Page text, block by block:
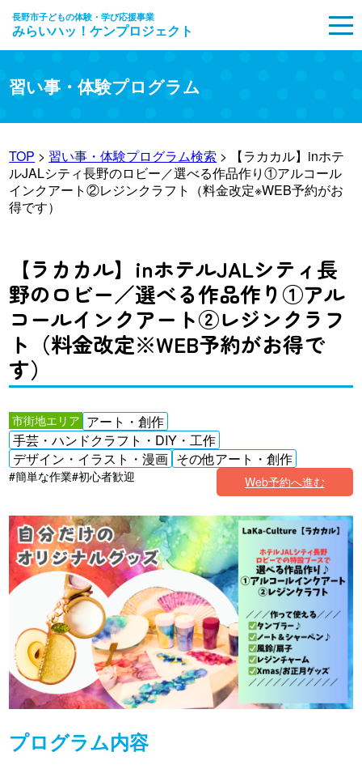
長野市子どもの体験・学び応援事業
みらいハッ！ケンプロジェクト
習い事・体験プログラム
TOP > 習い事・体験プログラム検索 > 【ラカカル】inホテ
ルJALシティ長野のロビー／選べる作品作り①アルコール
インクアート②レジンクラフト（料金改定※WEB予約がお
得です）
【ラカカル】inホテルJALシティ長
野のロビー／選べる作品作り①アル
コールインクアート②レジンクラフ
ト（料金改定※WEB予約がお得で
す）
市街地エリア アート・創作
手芸・ハンドクラフト・DIY・工作
デザイン・イラスト・漫画 その他アート・創作
#簡単な作業#初心者歓迎 Web予約へ進む
プログラム内容